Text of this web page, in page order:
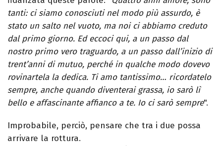
tanti: ci siamo conosciuti nel modo più assurdo, è
stato un salto nel vuoto, ma noi ci abbiamo creduto
dal primo giorno. Ed eccoci qui, a un passo dal
nostro primo vero traguardo, a un passo dall’inizio di
trent’anni di mutuo, perché in qualche modo dovevo
rovinartela la dedica. Ti amo tantissimo… ricordatelo
sempre, anche quando diventerai grassa, io sarò lì
bello e affascinante affianco a te. Io ci sarò sempre".
Improbabile, perciò, pensare che tra i due possa
arrivare la rottura.